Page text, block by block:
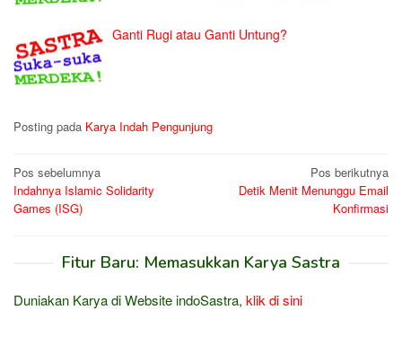
Ganti Rugi atau Ganti Untung?
Posting pada Karya Indah Pengunjung
Navigasi
pos
Pos sebelumnya
Indahnya Islamic Solidarity
Games (ISG)
Pos berikutnya
Detik Menit Menunggu Email
Konfirmasi
Fitur Baru: Memasukkan Karya Sastra
Duniakan Karya di Website indoSastra, klik di sini